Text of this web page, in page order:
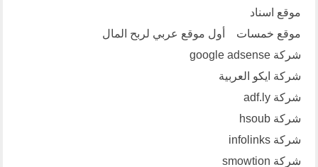
موقع اسناد
موقع خمسات
أول موقع عربي لربح المال
شركة google adsense
شركة ايكو العربية
شركة adf.ly
شركةhsoub
شركةinfolinks
شركة smowtion